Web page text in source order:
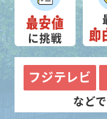
最安値
に挑戦 即
フジテレビ
など